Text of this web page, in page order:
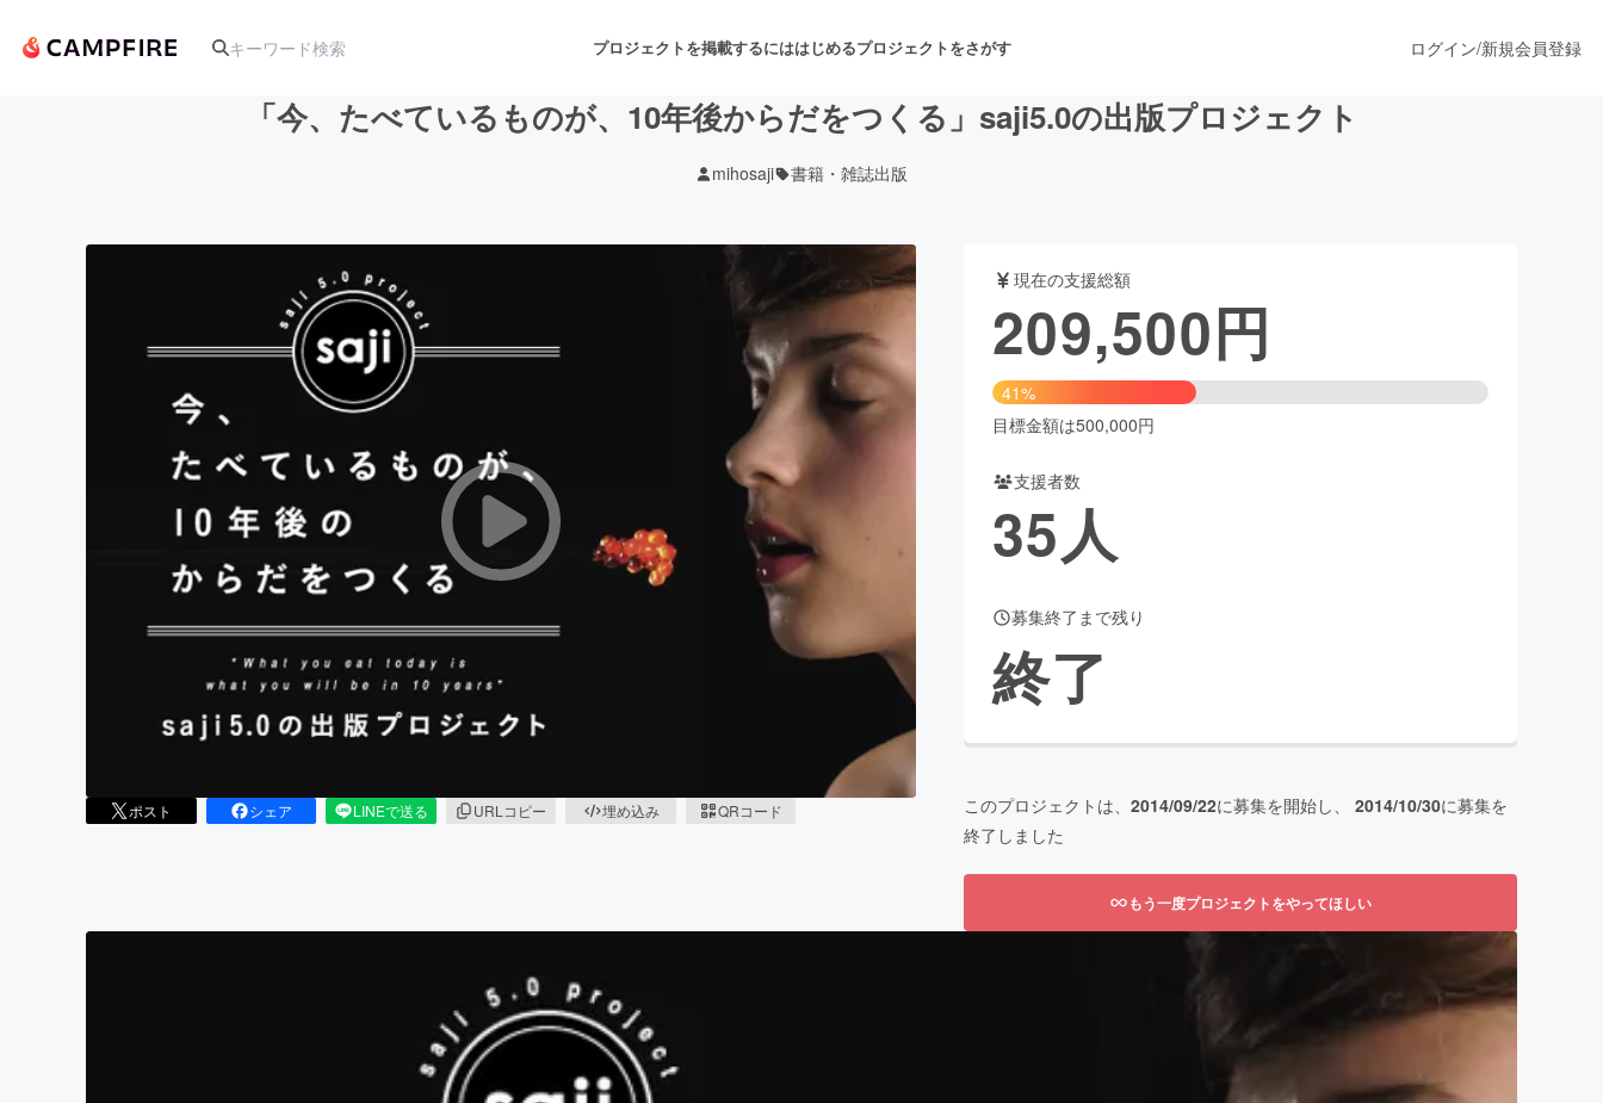
プロジェクトを掲載するにははじめるプロジェクトをさがす
アート・写真 舞台・パフォーマンス
テクノロジー・ガジェット ゲーム・サービス開発 フード・飲食店 ファッション
ビューティー・ヘルスケア
CAMPFIRE for Social Good
CAMPFIRE Creation
CAMPFIREふるさと納税machi-ya コミュニティ
ログイン/新規会員登録
「今、たべているものが、10年後からだをつくる」saji5.0の出版プロジェクト
mihosaji 書籍・雑誌出版
ポスト シェア LINEで送る URLコピー 埋め込み QRコード
現在の支援総額
209,500円
41%
目標金額は500,000円
支援者数
35人
募集終了まで残り
終了
このプロジェクトは、 2014/09/22に募集を開始し、 2014/10/30に募集を
終了しました
もう一度プロジェクトをやってほしい